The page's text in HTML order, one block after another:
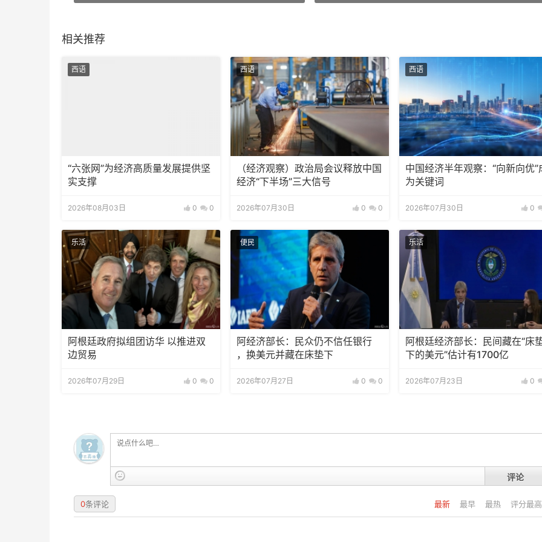
相关推荐
西语
“六张网”为经济高质量发展提供坚
实支撑
2026年08月03日 0 0
西语
（经济观察）政治局会议释放中国
经济“下半场”三大信号
2026年07月30日 0 0
西语
中国经济半年观察：“向新向优”
为关键词
2026年07月30日 0
乐活
阿根廷政府拟组团访华 以推进双
边贸易
2026年07月29日 0 0
便民
阿经济部长：民众仍不信任银行
，换美元并藏在床垫下
2026年07月27日 0 0
乐活
阿根廷经济部长：民间藏在“床
下的美元”估计有1700亿
2026年07月23日 0
评论
最新 最早 最热 评分最高
0条评论